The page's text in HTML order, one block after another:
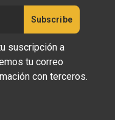
suscripción a
tu correo
con terceros.